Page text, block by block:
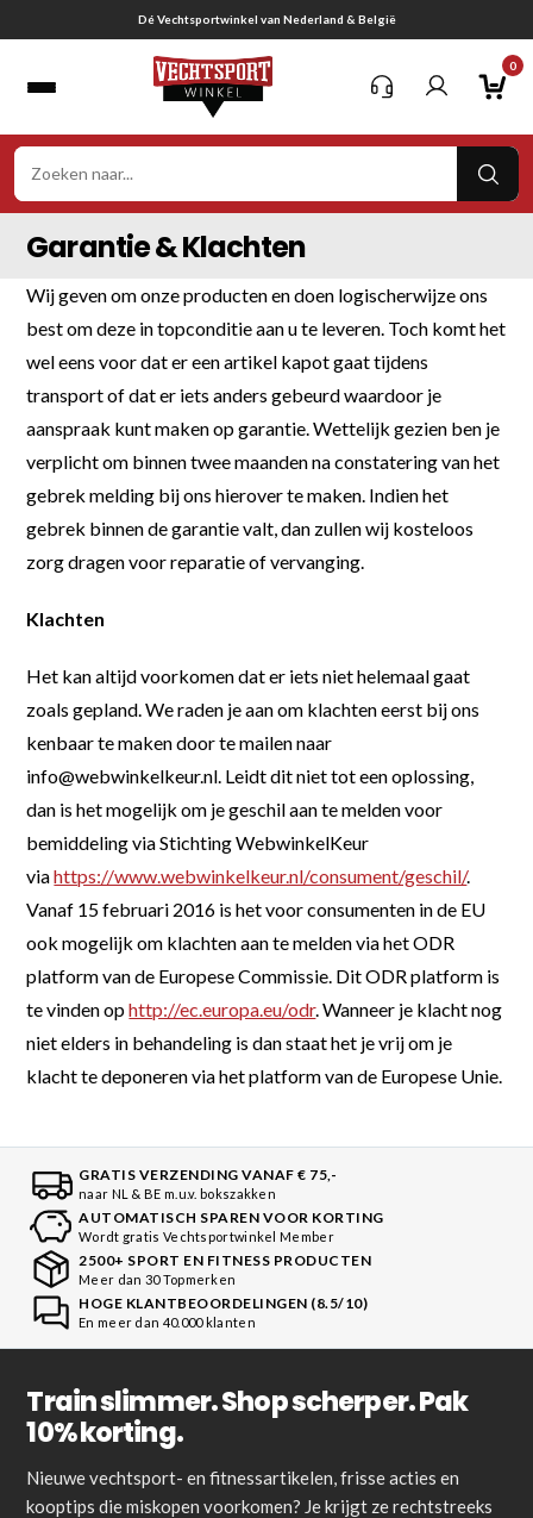
naar
Dé Vechtsportwinkel van Nederland & België
0
Garantie & Klachten
Wij geven om onze producten en doen logischerwijze ons
best om deze in topconditie aan u te leveren. Toch komt het
wel eens voor dat er een artikel kapot gaat tijdens
transport of dat er iets anders gebeurd waardoor je
aanspraak kunt maken op garantie. Wettelijk gezien ben je
verplicht om binnen twee maanden na constatering van het
gebrek melding bij ons hierover te maken. Indien het
gebrek binnen de garantie valt, dan zullen wij kosteloos
zorg dragen voor reparatie of vervanging.
Klachten
Het kan altijd voorkomen dat er iets niet helemaal gaat
zoals gepland. We raden je aan om klachten eerst bij ons
kenbaar te maken door te mailen naar
info@webwinkelkeur.nl. Leidt dit niet tot een oplossing,
dan is het mogelijk om je geschil aan te melden voor
bemiddeling via Stichting WebwinkelKeur
viahttps://www.webwinkelkeur.nl/consument/geschil/.
Vanaf 15 februari 2016 is het voor consumenten in de EU
ook mogelijk om klachten aan te melden via het ODR
platform van de Europese Commissie. Dit ODR platform is
te vinden ophttp://ec.europa.eu/odr. Wanneer je klacht nog
niet elders in behandeling is dan staat het je vrij om je
klacht te deponeren via het platform van de Europese Unie.
GRATIS VERZENDING VANAF € 75,-
naar NL & BE m.u.v. bokszakken
AUTOMATISCH SPAREN VOOR KORTING
Wordt gratis Vechtsportwinkel Member
2500+ SPORT EN FITNESS PRODUCTEN
Meer dan 30 Topmerken
HOGE KLANTBEOORDELINGEN (8.5/10)
En meer dan 40.000 klanten
Train slimmer. Shop scherper. Pak
10% korting.
Nieuwe vechtsport- en fitnessartikelen, frisse acties en
kooptips die miskopen voorkomen? Je krijgt ze rechtstreeks